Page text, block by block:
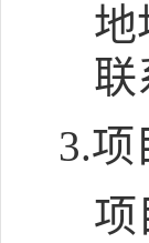
地
联
3.项
项